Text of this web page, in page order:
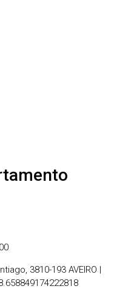
3810-193 AVEIRO |